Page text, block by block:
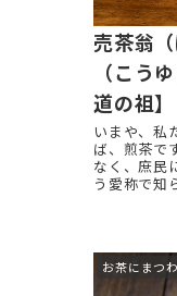
売茶翁
（こう
道の祖】
いまや、私
ば、煎茶で
なく、庶民
う愛称で知
お茶にまつ